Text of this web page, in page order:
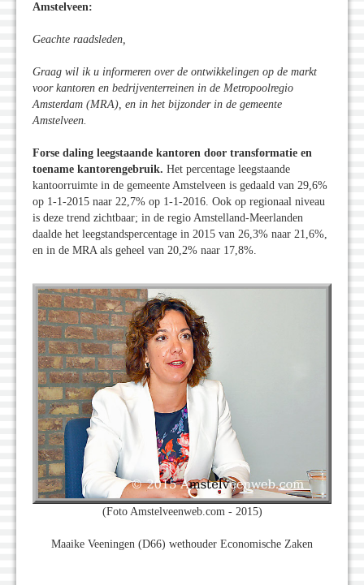
Amstelveen:
Geachte raadsleden,
Graag wil ik u informeren over de ontwikkelingen op de markt
voor kantoren en bedrijventerreinen in de Metropoolregio
Amsterdam (MRA), en in het bijzonder in de gemeente
Amstelveen.
Forse daling leegstaande kantoren door transformatie en
toename kantorengebruik. Het percentage leegstaande
kantoorruimte in de gemeente Amstelveen is gedaald van 29,6%
op 1-1-2015 naar 22,7% op 1-1-2016. Ook op regionaal niveau
is deze trend zichtbaar; in de regio Amstelland-Meerlanden
daalde het leegstandspercentage in 2015 van 26,3% naar 21,6%,
en in de MRA als geheel van 20,2% naar 17,8%.
(Foto Amstelveenweb.com - 2015)
Maaike Veeningen (D66) wethouder Economische Zaken